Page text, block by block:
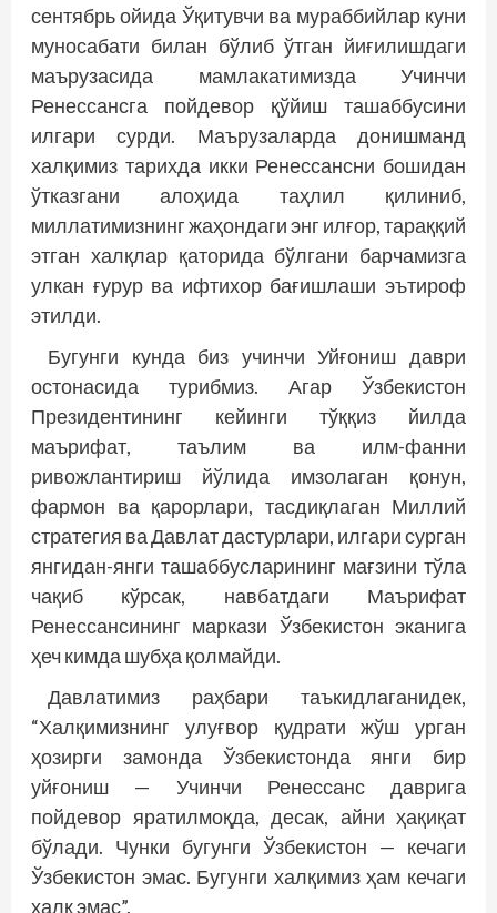
сентябрь ойида Ўқитувчи ва мураббийлар куни
муносабати билан бўлиб ўтган йиғилишдаги
маърузасида мамлакатимизда Учинчи
Ренессансга пойдевор қўйиш ташаббусини
илгари сурди. Маърузаларда донишманд
халқимиз тарихда икки Ренессансни бошидан
ўтказгани алоҳида таҳлил қилиниб,
миллатимизнинг жаҳондаги энг илғор, тараққий
этган халқлар қаторида бўлгани барчамизга
улкан ғурур ва ифтихор бағишлаши эътироф
этилди.
Бугунги кунда биз учинчи Уйғониш даври
остонасида турибмиз. Агар Ўзбекистон
Президентининг кейинги тўққиз йилда
маърифат, таълим ва илм-фанни
ривожлантириш йўлида имзолаган қонун,
фармон ва қарорлари, тасдиқлаган Миллий
стратегия ва Давлат дастурлари, илгари сурган
янгидан-янги ташаббусларининг мағзини тўла
чақиб кўрсак, навбатдаги Маърифат
Ренессансининг маркази Ўзбекистон эканига
ҳеч кимда шубҳа қолмайди.
Давлатимиз раҳбари таъкидлаганидек,
“Халқимизнинг улуғвор қудрати жўш урган
ҳозирги замонда Ўзбекистонда янги бир
уйғониш — Учинчи Ренессанс даврига
пойдевор яратилмоқда, десак, айни ҳақиқат
бўлади. Чунки бугунги Ўзбекистон — кечаги
Ўзбекистон эмас. Бугунги халқимиз ҳам кечаги
халқ эмас”.